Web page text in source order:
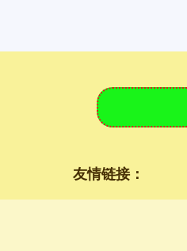
友情链接：